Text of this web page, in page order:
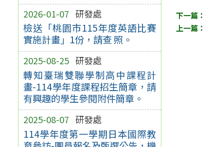
2026-01-07 研發處
檢送「桃園市115年度英語比賽
實施計畫」1份，請查 照。
2025-08-25 研發處
轉知臺瑞雙聯學制高中課程計
畫-114學年度課程招生簡章，請
有興趣的學生參閱附件簡章。
2025-08-07 研發處
114學年度第一學期日本國際教